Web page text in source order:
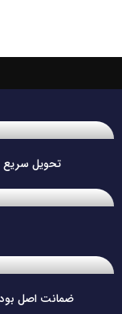
تحویل سریع
ضمانت اصل